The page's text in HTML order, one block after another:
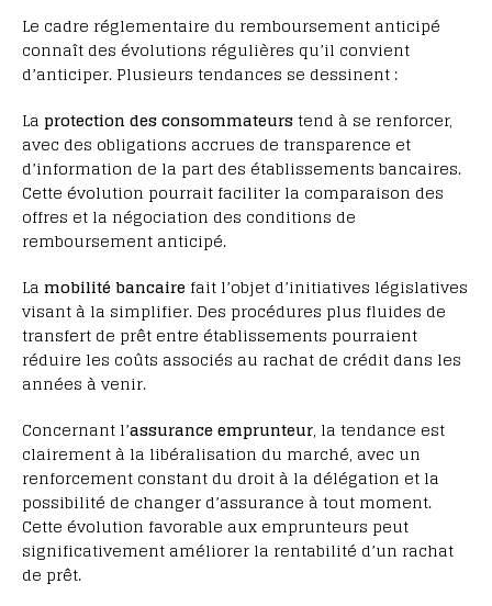
Le cadre réglementaire du remboursement anticipé
connaît des évolutions régulières qu’il convient
d’anticiper. Plusieurs tendances se dessinent :
La protection des consommateurstend à se renforcer,
avec des obligations accrues de transparence et
d’information de la part des établissements bancaires.
Cette évolution pourrait faciliter la comparaison des
offres et la négociation des conditions de
remboursement anticipé.
La mobilité bancaire fait l’objet d’initiatives législatives
visant à la simplifier. Des procédures plus fluides de
transfert de prêt entre établissements pourraient
réduire les coûts associés au rachat de crédit dans les
années à venir.
Concernant l’assurance emprunteur, la tendance est
clairement à la libéralisation du marché, avec un
renforcement constant du droit à la délégation et la
possibilité de changer d’assurance à tout moment.
Cette évolution favorable aux emprunteurs peut
significativement améliorer la rentabilité d’un rachat
de prêt.